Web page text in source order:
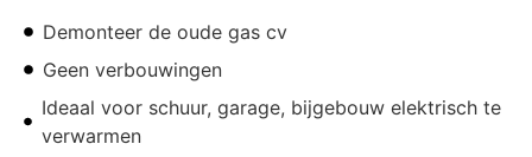
Demonteer de oude gas cv
Geen verbouwingen
Ideaal voor schuur, garage, bijgebouw elektrisch te
verwarmen